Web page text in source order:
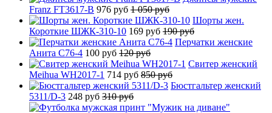
Franz FT3617-B 976 руб 1 050 руб
Шорты жен.
Короткие ШЖК-310-10 169 руб 190 руб
Перчатки женские
Анита C76-4 100 руб 120 руб
Свитер женский
Meihua WH2017-1 714 руб 850 руб
Бюстгальтер женский
5311/D-3 248 руб 310 руб